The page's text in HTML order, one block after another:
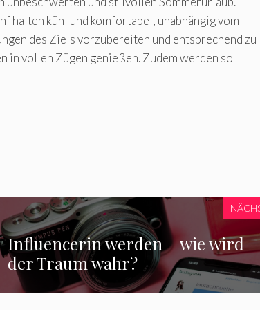
halten kühl und komfortabel, unabhängig vom
des Ziels vorzubereiten und entsprechend zu
in vollen Zügen genießen. Zudem werden so
Influencerin werden – wie wird
der Traum wahr?